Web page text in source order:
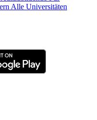
Alle Universitäten